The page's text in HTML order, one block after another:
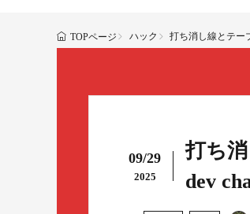
TOPページ ハック 打ち消し線とテー
09/29
2025
打ち
dev